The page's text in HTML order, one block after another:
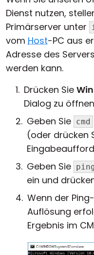
Dienst nutzen,
Primärserver unter
vom Host-PC aus
Adresse des
werden kann.
Drücken Sie Win
Dialog zu
Geben Sie cmd
(oder drücken
Geben Sie
ein und
Wenn der
Auflösung
Ergebnis im